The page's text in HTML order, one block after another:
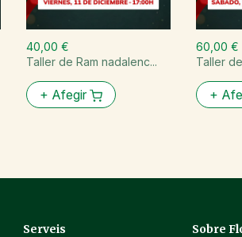
40,00 €
Taller de Ram nadalenc...
+ Afegir
60,00 €
Taller
+
Serveis Sobre